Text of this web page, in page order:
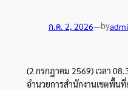
ก.ค. 2, 2026—by
(2 กรกฎาคม 2569) เวลา
อำนวยการสำนักงานเขตพื้น